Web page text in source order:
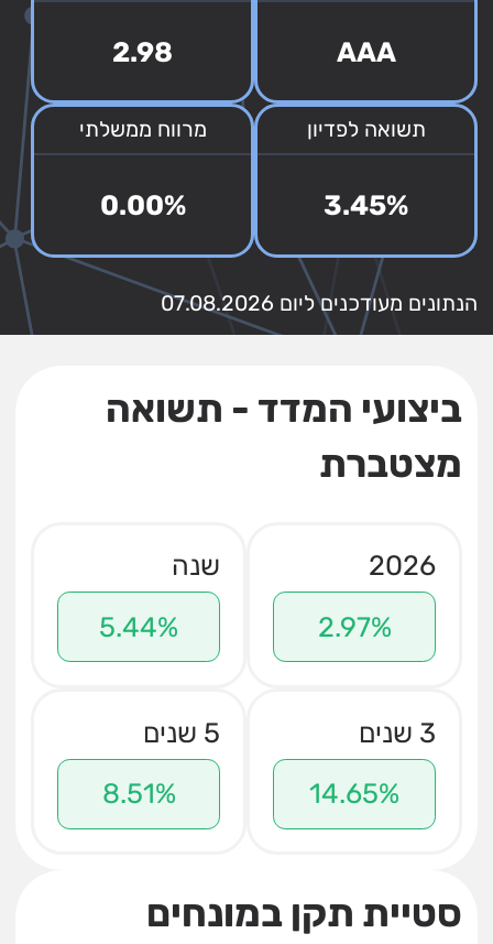
AAA
2.98
תשואה לפדיון
3.45%
מרווח ממשלתי
0.00%
הנתונים מעודכנים ליום 07.08.2026
ביצועי המדד - תשואה
מצטברת
2026
2.97%
שנה
5.44%
3 שנים
14.65%
5 שנים
8.51%
סטיית תקן במונחים